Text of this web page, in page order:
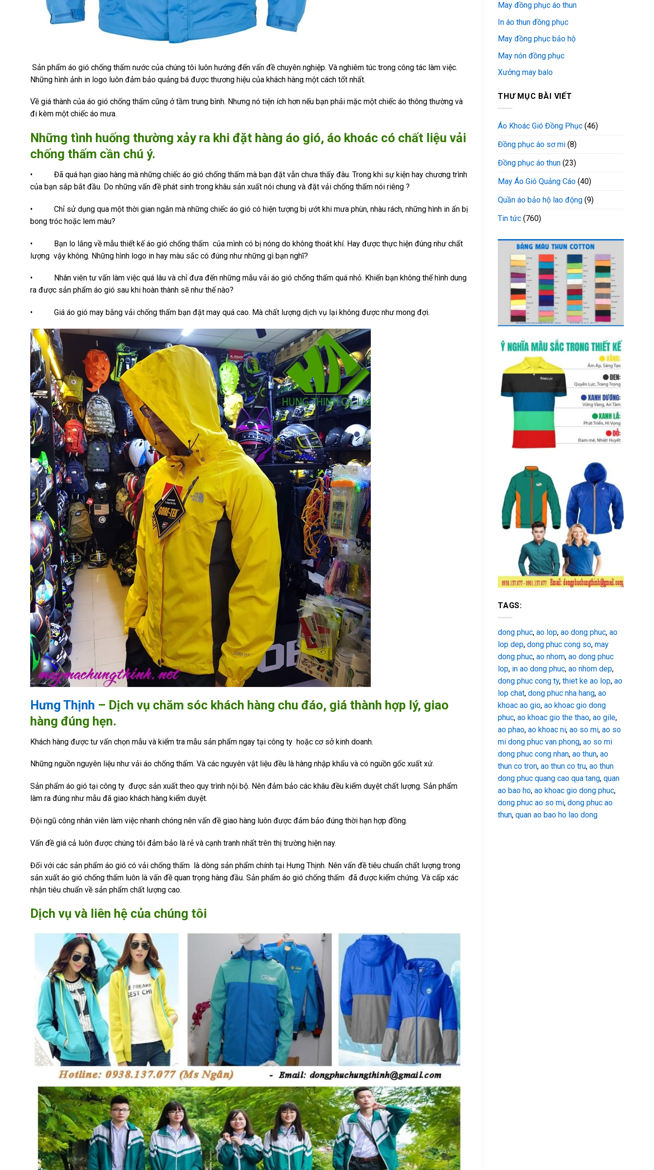
Sản phẩm áo gió chống thấm nước của chúng tôi luôn hướng đến vấn đề chuyên nghiệp. Và nghiêm túc trong công tác làm việc.
Những hình ảnh in logo luôn đảm bảo quảng bá được thương hiệu của khách hàng một cách tốt nhất.
Về giá thành của áo gió chống thấm cũng ở tầm trung bình. Nhưng nó tiện ích hơn nếu bạn phải mặc một chiếc áo thông thường và
đi kèm một chiếc áo mưa.
Những tình huống thường xảy ra khi đặt hàng áo gió, áo khoác có chất liệu vải
chống thấm cần chú ý.
• Đã quá hạn giao hàng mà những chiếc áo gió chống thấm mà bạn đặt vẫn chưa thấy đâu. Trong khi sự kiện hay chương trình
của bạn sắp bắt đầu. Do những vấn đề phát sinh trong khâu sản xuất nói chung và đặt vải chống thấm nói riêng ?
• Chỉ sử dụng qua một thời gian ngắn mà những chiếc áo gió có hiện tượng bị ướt khi mưa phùn, nhàu rách, những hình in ấn bị
bong tróc hoặc lem màu?
• Bạn lo lắng về mẫu thiết kế áo gió chống thấm của mình có bị nóng do không thoát khí. Hay được thực hiện đúng như chất
lượng vậy không. Những hình logo in hay màu sắc có đúng như những gì bạn nghĩ?
• Nhân viên tư vấn làm việc quá lâu và chỉ đưa đến những mẫu vải áo gió chống thấm quá nhỏ. Khiến bạn không thể hình dung
ra được sản phẩm áo gió sau khi hoàn thành sẽ như thế nào?
• Giá áo gió may bằng vải chống thấm bạn đặt may quá cao. Mà chất lượng dịch vụ lại không được như mong đợi.
Hưng Thịnh – Dịch vụ chăm sóc khách hàng chu đáo, giá thành hợp lý, giao
hàng đúng hẹn.
Khách hàng được tư vấn chọn mẫu và kiểm tra mẫu sản phẩm ngay tại công ty hoặc cơ sở kinh doanh.
Những nguồn nguyên liệu như vải áo chống thấm. Và các nguyên vật liệu đều là hàng nhập khẩu và có nguồn gốc xuất xứ.
Sản phẩm áo gió tại công ty được sản xuất theo quy trình nội bộ. Nên đảm bảo các khâu đều kiểm duyệt chất lượng. Sản phẩm
làm ra đúng như mẫu đã giao khách hàng kiểm duyệt.
Đội ngũ công nhân viên làm việc nhanh chóng nên vấn đề giao hàng luôn được đảm bảo đúng thời hạn hợp đồng.
Vấn đề giá cả luôn được chúng tôi đảm bảo là rẻ và cạnh tranh nhất trên thị trường hiện nay.
Đối với các sản phẩm áo gió có vải chống thấm là dòng sản phẩm chính tại Hưng Thịnh. Nên vấn đề tiêu chuẩn chất lượng trong
sản xuất áo gió chống thấm luôn là vấn đề quan trọng hàng đầu. Sản phẩm áo gió chống thấm đã được kiểm chứng. Và cấp xác
nhận tiêu chuẩn về sản phẩm chất lượng cao.
Dịch vụ và liên hệ của chúng tôi
May đồng phục áo thun
In áo thun đồng phục
May đồng phục bảo hộ
May nón đồng phục
Xưởng may balo
THƯ MỤC BÀI VIẾT
Áo Khoác Gió Đồng Phục (46)
Đồng phục áo sơ mi (8)
Đồng phục áo thun (23)
May Áo Gió Quảng Cáo (40)
Quần áo bảo hộ lao động (9)
Tin tức (760)
TAGS:
dong phuc, ao lop, ao dong phuc, ao
lop dep, dong phuc cong so, may
dong phuc, ao nhom, ao dong phuc
lop, in ao dong phuc, ao nhom dep,
dong phuc cong ty, thiet ke ao lop, ao
lop chat, dong phuc nha hang, ao
khoac ao gio, ao khoac gio dong
phuc, ao khoac gio the thao, ao gile,
ao phao, ao khoac ni, ao so mi, ao so
mi dong phuc van phong, ao so mi
dong phuc cong nhan, ao thun, ao
thun co tron, ao thun co tru, ao thun
dong phuc quang cao qua tang, quan
ao bao ho, ao khoac gio dong phuc,
dong phuc ao so mi, dong phuc ao
thun, quan ao bao ho lao dong